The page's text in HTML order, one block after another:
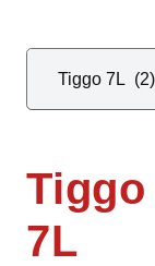
Tiggo
7L